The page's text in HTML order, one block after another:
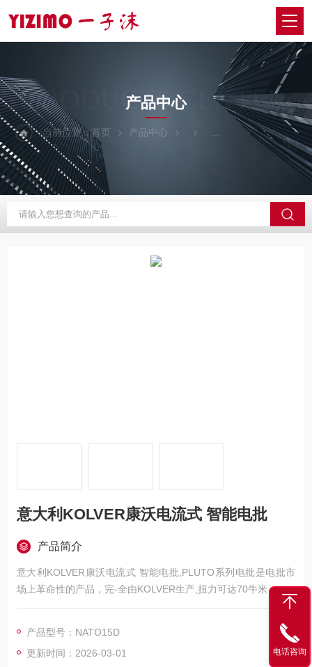
PRODUCTS CENTER
产品中心
当前位置：首页 产品中心 意大利KOLVER科尔弗
意大利KOLVER康沃电流式 智能电批
产品简介
意大利KOLVER康沃电流式 智能电批,PLUTO系列电批是电批市
场上革命性的产品，完-全由KOLVER生产,扭力可达70牛米
产品型号：NATO15D
更新时间：2026-03-01
电话咨询